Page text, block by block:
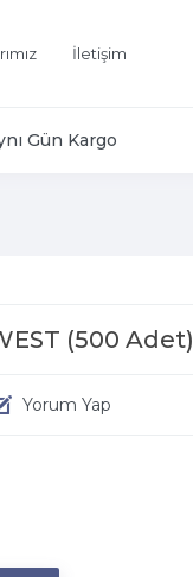
İletişim
Gün Kargo
(500 Adet)
Yorum Yap